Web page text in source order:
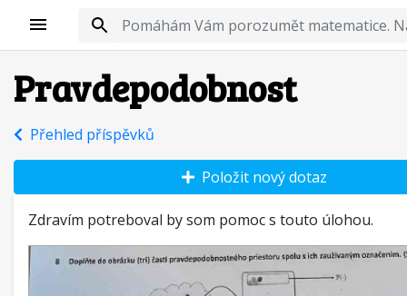
Pravdepodobnost
Přehled příspěvků
Zdravím potreboval by som pomoc s touto úlohou.
Položit nový dotaz